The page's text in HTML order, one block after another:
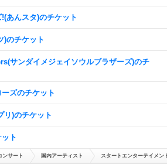
あんスタ)のチケット
)のチケット
サンダイメジェイソウルブラザーズ)のチ
ズのチケット
リ)のチケット
ト
ンサート 国内アーティスト スタートエンターテイメン